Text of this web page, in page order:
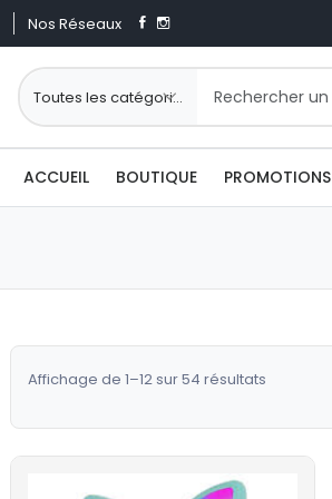
Nos Réseaux
ACCUEIL BOUTIQUE PROMOTIONS
Affichage de 1–12 sur 54 résultatsTrié